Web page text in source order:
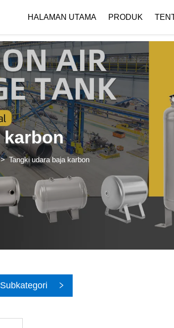
i++) { if (!images[i].getAttribute('alt')) {
HALAMAN UTAMA PRODUK
Profil Perusahaan
karbon
Tangki udara baja karbon